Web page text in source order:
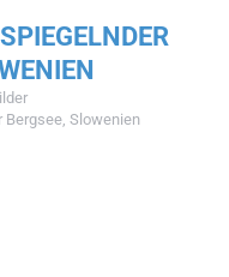
Bergsee, Slowenien